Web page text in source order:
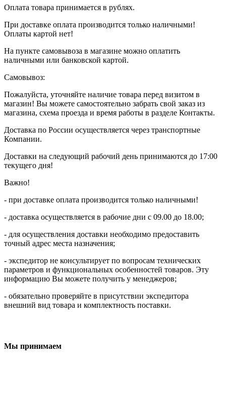
Оплата товара принимается в рублях.
При доставке оплата производится только наличными!
Оплаты картой нет!
На пункте самовывоза в магазине можно оплатить
наличными или банковской картой.
Самовывоз:
Пожалуйста, уточняйте наличие товара перед визитом в
магазин! Вы можете самостоятельно забрать свой заказ из
магазина, схема проезда и время работы в разделе Контакты.
Доставка по России осуществляется через транспортные
Компании.
Доставки на следующий рабочий день принимаются до 17:00
текущего дня!
Важно!
- при доставке оплата производится только наличными!
- доставка осуществляется в рабочие дни с 09.00 до 18.00;
- для осуществления доставки необходимо предоставить
точный адрес места назначения;
- экспедитор не консультирует по вопросам технических
параметров и функциональных особенностей товаров. Эту
информацию Вы можете получить у менеджеров;
- обязательно проверяйте в присутствии экспедитора
внешний вид товара и комплектность поставки.
Мы принимаем